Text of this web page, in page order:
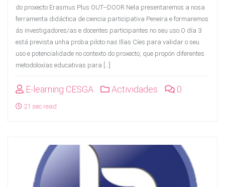
do proxecto Erasmus Plus OUT–DOOR.Nela presentaremos a nosa
ferramenta didáctica de ciencia participativa Peneira e formaremos
ás investigadores/as e docentes participantes no seu uso.O día 3
está prevista unha proba piloto nas Illas Cíes para validar o seu
uso e potencialidade no contexto do proxecto, que propón diferentes
metodoloxías educativas para […]
E-learning CESGA Actividades 0
21 sec read